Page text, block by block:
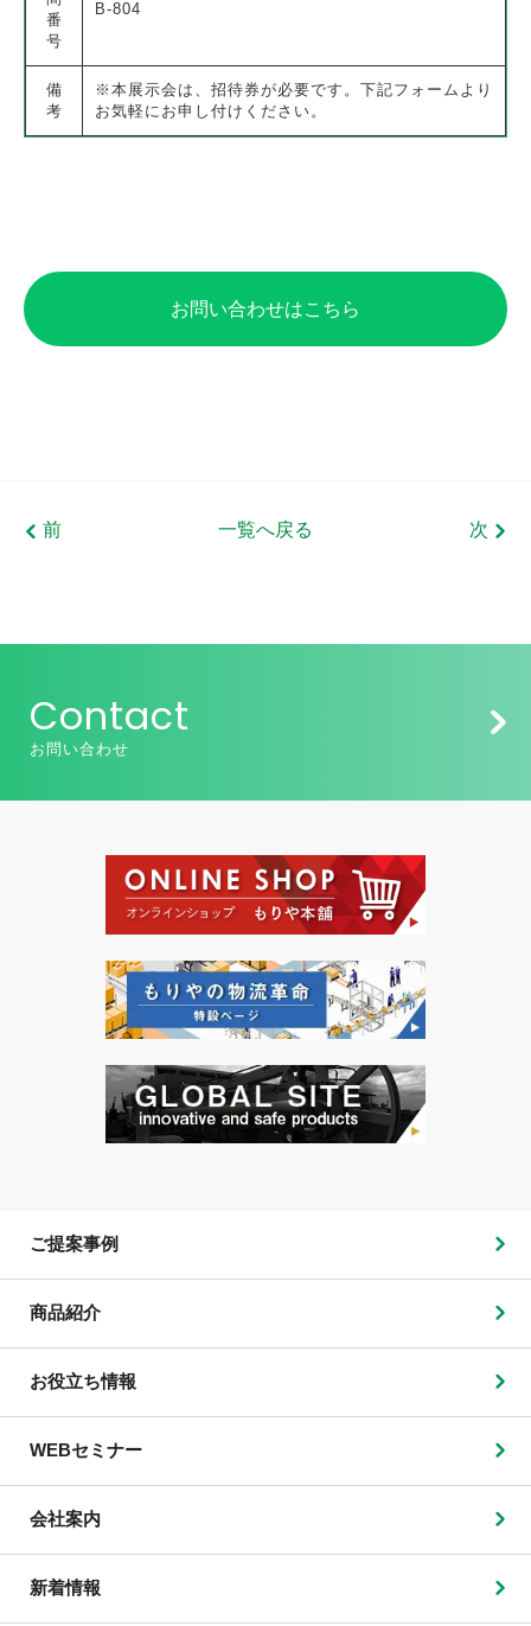
番
号
B-804
備
考
※本展示会は、招待券が必要です。下記フォームより
お気軽にお申し付けください。
お問い合わせはこちら
前 一覧へ戻る 次
Contact
お問い合わせ
ご提案事例
商品紹介
お役立ち情報
WEBセミナー
会社案内
新着情報